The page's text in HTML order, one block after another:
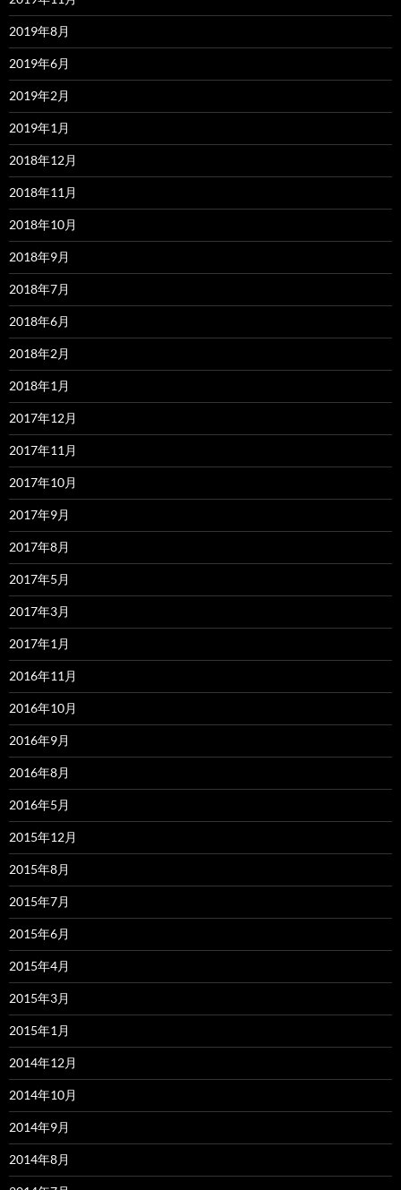
2019年8月
2019年6月
2019年2月
2019年1月
2018年12月
2018年11月
2018年10月
2018年9月
2018年7月
2018年6月
2018年2月
2018年1月
2017年12月
2017年11月
2017年10月
2017年9月
2017年8月
2017年5月
2017年3月
2017年1月
2016年11月
2016年10月
2016年9月
2016年8月
2016年5月
2015年12月
2015年8月
2015年7月
2015年6月
2015年4月
2015年3月
2015年1月
2014年12月
2014年10月
2014年9月
2014年8月